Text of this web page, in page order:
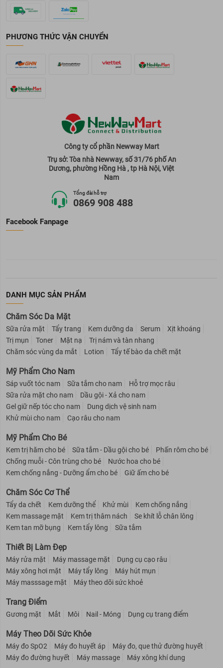
PHƯƠNG THỨC VẬN CHUYỂN
Công ty cổ phần Newway Mart
Trụ sở: Tòa nhà Newway, số 31/76 phố An
Dương, phường Hồng Hà , tp Hà Nội, Việt
Nam
Tổng đài hỗ trợ
0869 908 488
Facebook Fanpage
DANH MỤC SẢN PHẨM
Chăm Sóc Da Mặt
Sữa rửa mặt Tẩy trang Kem dưỡng da Serum
Xịt khoáng
Trị mụn
Toner Mặt nạ
Trị nám và tàn nhang
Chăm sóc vùng da mắt
Lotion Tẩy tế bào da chết mặt
Mỹ Phẩm Cho Nam
Sáp vuốt tóc nam Sữa tắm cho nam
Hỗ trợ mọc râu
Sữa rửa mặt cho nam
Dầu gội - Xả cho nam
Gel giữ nếp tóc cho nam
Dung dịch vệ sinh nam
Khử mùi cho nam
Cạo râu cho nam
Mỹ Phẩm Cho Bé
Kem trị hăm cho bé Sữa tắm - Dầu gội cho bé
Phấn rôm cho bé
Chống muỗi - Côn trùng cho bé
Nước hoa cho bé
Kem chống nắng - Dưỡng ẩm cho bé
Giữ ấm cho bé
Chăm Sóc Cơ Thể
Tẩy da chết Kem dưỡng thể Khử mùi
Kem chống nắng
Kem massage mặt
Kem trị thâm nách
Se khít lỗ chân lông
Kem tan mỡ bụng
Kem tẩy lông Sữa tắm
Thiết Bị Làm Đẹp
Máy rửa mặt Máy massage mặt
Dụng cụ cạo râu
Máy xông hơi mặt
Máy tẩy lông
Máy hút mụn
Máy masssage mặt
Máy theo dõi sức khoẻ
Trang Điểm
Gương mặt Mắt Môi Nail - Móng Dụng cụ trang điểm
Máy Theo Dõi Sức Khỏe
Máy đo SpO2 Máy đo huyết áp
Máy đo, que thử đường huyết
Máy đo đường huyết
Máy massage Máy xông khí dung